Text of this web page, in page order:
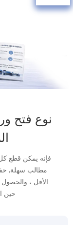
نوع فتح
فإنه يمكن قطع
الأقل ،
حين